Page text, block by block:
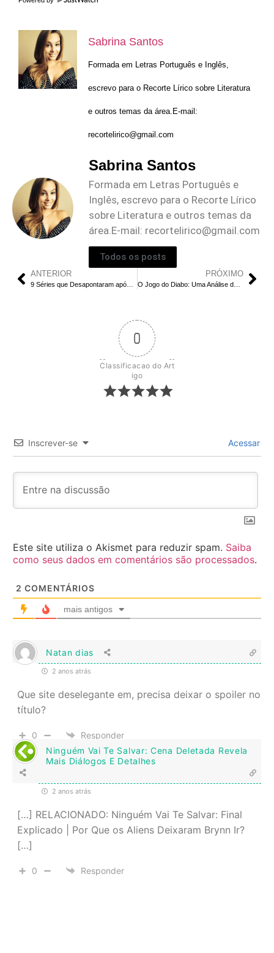
Sabrina Santos
Formada em Letras Português e Inglês,
escrevo para o Recorte Lírico sobre Literatura
e outros temas da área.E-mail:
recortelirico@gmail.com
Sabrina Santos
Formada em Letras Português e
Inglês, escrevo para o Recorte Lírico
sobre Literatura e outros temas da
área.E-mail: recortelirico@gmail.com
Todos os posts
ANTERIOR
9 Séries que Desapontaram após a 1ª Temporada
PRÓXIMO
O Jogo do Diabo: Uma Análise do Reality Show Sul-Coreano Baseado em Inteligência
0
Classificacao do Art
igo
Inscrever-se Acessar
Este site utiliza o Akismet para reduzir spam. Saiba
como seus dados em comentários são processados.
2 COMENTÁRIOS
mais antigos
Natan dias
2 anos atrás
Que site deselegante em, precisa deixar o spoiler no
título?
0
Responder
Ninguém Vai Te Salvar: Cena Deletada Revela
Mais Diálogos E Detalhes
2 anos atrás
[…] RELACIONADO: Ninguém Vai Te Salvar: Final
Explicado | Por Que os Aliens Deixaram Brynn Ir?
[…]
0 Responder